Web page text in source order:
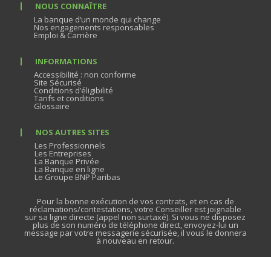
NOUS CONNAÎTRE
La banque d’un monde qui change
Nos engagements responsables
Emploi & Carrière
INFORMATIONS
Accessibilité : non conforme
Site Sécurisé
Conditions d’éligibilité
Tarifs et conditions
Glossaire
NOS AUTRES SITES
Les Professionnels
Les Entreprises
La Banque Privée
La Banque en ligne
Le Groupe BNP Paribas
Pour la bonne exécution de vos contrats, et en cas de
réclamations/contestations, votre Conseiller est joignable
sur sa ligne directe (appel non surtaxé). Si vous ne disposez
plus de son numéro de téléphone direct, envoyez-lui un
message par votre messagerie sécurisée, il vous le donnera
à nouveau en retour.